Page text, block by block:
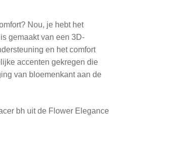
Nou, je hebt het
gemaakt van een 3D-
en het comfort
accenten gekregen die
van bloemenkant aan de
bh uit de Flower Elegance